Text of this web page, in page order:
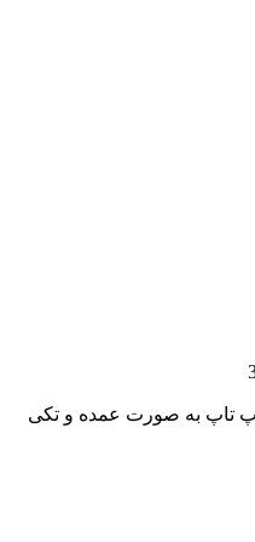
لپ تاپ به صورت عمده و تکی